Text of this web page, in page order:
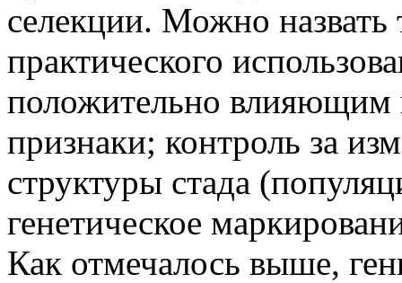
селекции. Можно
практического
положительно влияющим
признаки; контроль за
структуры стада
генетическое
Как отмечалось выше,